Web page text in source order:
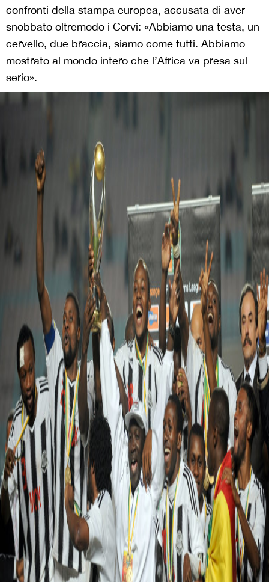
confronti della stampa europea, accusata di aver
snobbato oltremodo i Corvi: «Abbiamo una testa, un
cervello, due braccia, siamo come tutti. Abbiamo
mostrato al mondo intero che l’Africa va presa sul
serio».